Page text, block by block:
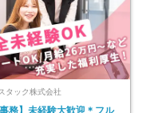
タック株式会社
事務】未経験大歓迎＊フル